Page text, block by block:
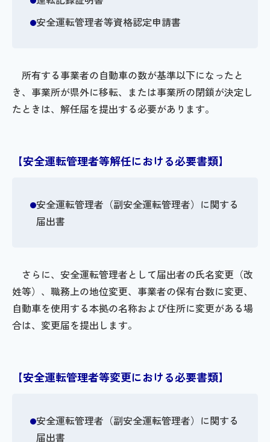
安全運転管理者等資格認定申請書
所有する事業者の自動車の数が基準以下になったと
き、事業所が県外に移転、または事業所の閉鎖が決定し
たときは、解任届を提出する必要があります。
【安全運転管理者等解任における必要書類】
安全運転管理者（副安全運転管理者）に関する
届出書
さらに、安全運転管理者として届出者の氏名変更（改
姓等）、職務上の地位変更、事業者の保有台数に変更、
自動車を使用する本拠の名称および住所に変更がある場
合は、変更届を提出します。
【安全運転管理者等変更における必要書類】
安全運転管理者（副安全運転管理者）に関する
届出書